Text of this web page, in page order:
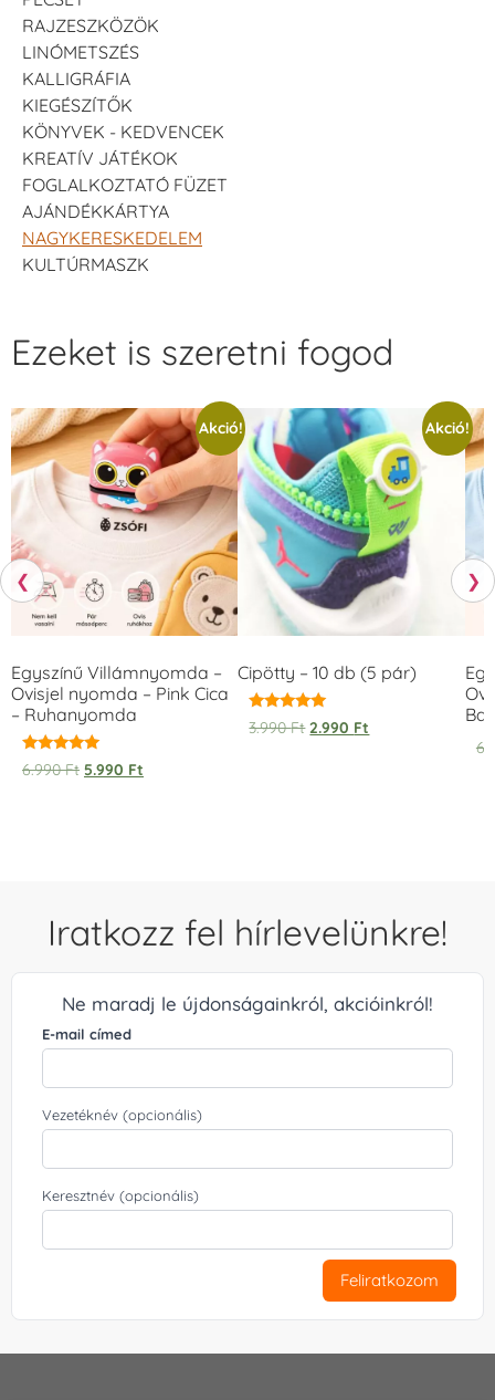
RAJZESZKÖZÖK
LINÓMETSZÉS
KALLIGRÁFIA
KIEGÉSZÍTŐK
KÖNYVEK - KEDVENCEK
KREATÍV JÁTÉKOK
FOGLALKOZTATÓ FÜZET
AJÁNDÉKKÁRTYA
NAGYKERESKEDELEM
KULTÚRMASZK
❮
Ezeket is szeretni fogod
Akció!
Egyszínű Villámnyomda –
Ovisjel nyomda – Pink Cica
– Ruhanyomda
Értékelés:
5.00
6.990Ft 5.990 Ft
Akció!
Cipötty – 10 db (5 pár)
Értékelés:
5.00
3.990Ft 2.990 Ft
❯
Iratkozz fel hírlevelünkre!
Ne maradj le újdonságainkról, akcióinkról!
E-mail címed
Vezetéknév (opcionális)
Keresztnév (opcionális)
Feliratkozom